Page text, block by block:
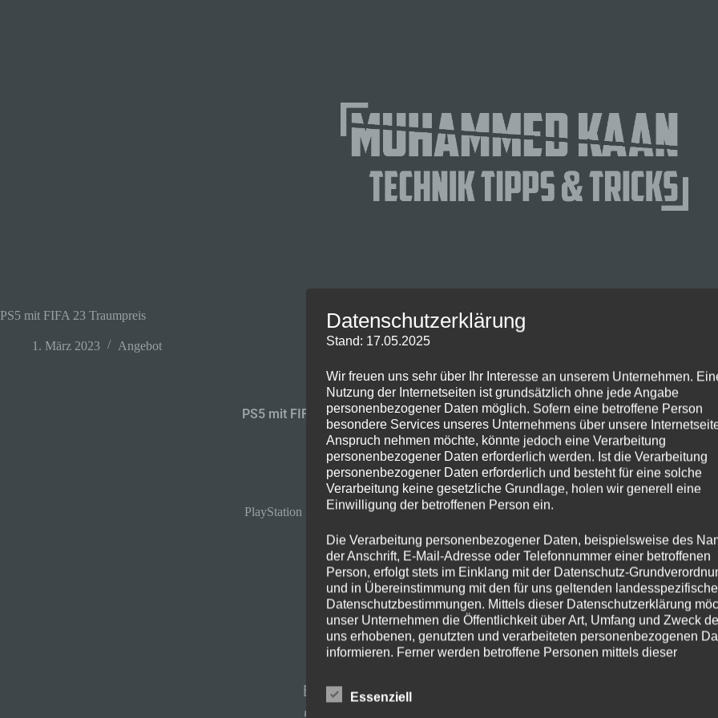
PS5 mit FIFA 23 Traumpreis
1. März 2023 Angebot
PS5 mit FIFA 23 Traumpreis
PlayStation 5, inkl. FIFA23 (Download Code)
BeiOttobekommt ihr gerade die PS5 mit FIFA 23 für
Datenschutzerklärung
Stand: 17.05.2025
Wir freuen uns sehr über Ihr Interesse an unserem Unternehmen.
Nutzung der Internetseiten ist grundsätzlich ohne jede Angabe
personenbezogener Daten möglich. Sofern eine betroffene Person
besondere Services unseres Unternehmens über unsere
Anspruch nehmen möchte, könnte jedoch eine Verarbeitung
personenbezogener Daten erforderlich werden. Ist die Verarbeitung
personenbezogener Daten erforderlich und besteht für eine solche
Verarbeitung keine gesetzliche Grundlage, holen wir generell eine
Einwilligung der betroffenen Person ein.
Die Verarbeitung personenbezogener Daten, beispielsweise des
der Anschrift, E-Mail-Adresse oder Telefonnummer einer betroffenen
Person, erfolgt stets im Einklang mit der Datenschutz-
und in Übereinstimmung mit den für uns geltenden
Datenschutzbestimmungen. Mittels dieser Datenschutzerklärung
unser Unternehmen die Öffentlichkeit über Art, Umfang und Zweck
uns erhobenen, genutzten und verarbeiteten personenbezogenen
informieren. Ferner werden betroffene Personen mittels dieser
Wir haben als für die Verarbeitung Verantwortlicher zahlreiche
Essenziell